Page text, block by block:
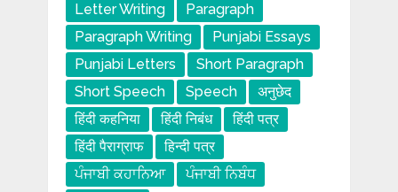
Letter Writing
Paragraph
Paragraph Writing
Punjabi Essays
Punjabi Letters
Short Paragraph
Short Speech
Speech
अनुछेद
हिंदी कहनिया
हिंदी निबंध
हिंदी पत्र
हिंदी पैराग्राफ
हिन्दी पत्र
ਪੰਜਾਬੀ ਕਹਾਨਿਆ
ਪੰਜਾਬੀ ਨਿਬੰਧ